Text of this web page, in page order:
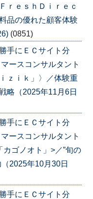
ｅｓｈＤｉｒｅｃ
品の優れた顧客体験
(0851)
手にＥＣサイト分
ースコンサルタント
ｚｉｋ」〉／体験重
略（2025年11月6日
手にＥＣサイト分
ースコンサルタント
ゴノオト」>／”旬の
2025年10月30日
手にＥＣサイト分